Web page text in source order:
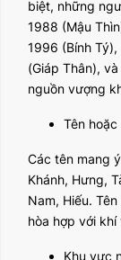
biệt, những
1988 (Mậu
1996 (Bính
(Giáp Thân),
nguồn vượng
Tên
Các tên mang
Khánh, Hưng,
Nam, Hiếu.
hòa hợp với khí
Khu vực